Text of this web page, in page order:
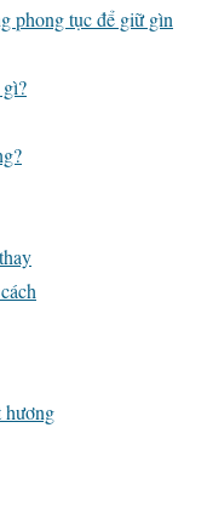
phong tục để giữ gìn
hương